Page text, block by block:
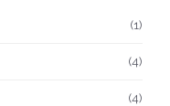
(1)
(4)
(4)